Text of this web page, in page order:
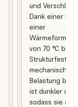
und
Dank einer
einer
von 70 °C
mechanischer
Belastung bei.
ist dunkler
sodass sie